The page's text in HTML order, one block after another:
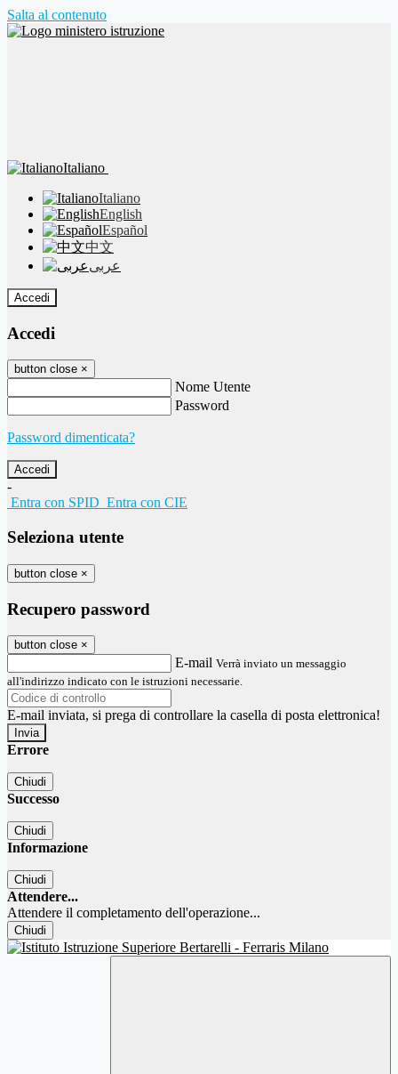
Salta al contenuto
Italiano
Italiano
English
Español
中文
عربى
Accedi
Accedi
button close ×
Nome Utente
Password
Password dimenticata?
-
Entra con SPID Entra con CIE
Seleziona utente
button close ×
Recupero password
button close ×
E-mail Verrà inviato un messaggio
all'indirizzo indicato con le istruzioni necessarie.
E-mail inviata, si prega di controllare la casella di posta elettronica!
Errore
Chiudi
Successo
Chiudi
Informazione
Chiudi
Attendere...
Attendere il completamento dell'operazione...
Chiudi